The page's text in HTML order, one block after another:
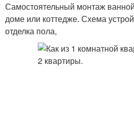
Самостоятельный монтаж
доме или коттедже. Схема
отделка пола,